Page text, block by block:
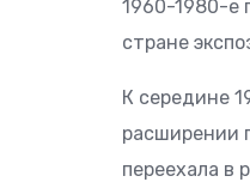
1960-1980-е
стране
К середине
расширении
переехала в